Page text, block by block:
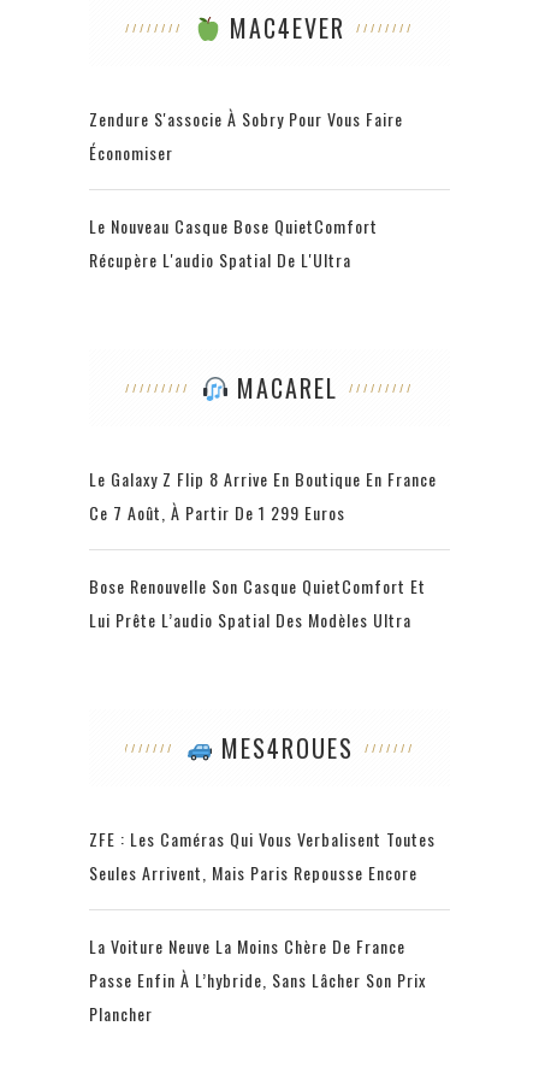
MAC4EVER
Zendure S'associe À Sobry Pour Vous Faire
Économiser
Le Nouveau Casque Bose QuietComfort
Récupère L'audio Spatial De L'Ultra
MACAREL
Le Galaxy Z Flip 8 Arrive En Boutique En France
Ce 7 Août, À Partir De 1 299 Euros
Bose Renouvelle Son Casque QuietComfort Et
Lui Prête L’audio Spatial Des Modèles Ultra
MES4ROUES
ZFE : Les Caméras Qui Vous Verbalisent Toutes
Seules Arrivent, Mais Paris Repousse Encore
La Voiture Neuve La Moins Chère De France
Passe Enfin À L’hybride, Sans Lâcher Son Prix
Plancher